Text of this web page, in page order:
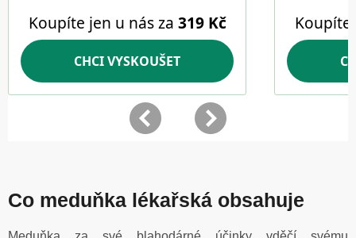
Co meduňka lékařská obsahuje